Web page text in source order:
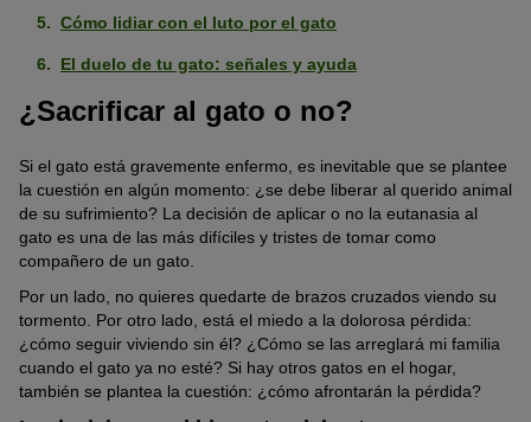
Cómo lidiar con el luto por el gato
El duelo de tu gato: señales y ayuda
¿Sacrificar al gato o no?
Si el gato está gravemente enfermo, es inevitable que se plantee
la cuestión en algún momento: ¿se debe liberar al querido animal
de su sufrimiento? La decisión de aplicar o no la eutanasia al
gato es una de las más difíciles y tristes de tomar como
compañero de un gato.
Por un lado, no quieres quedarte de brazos cruzados viendo su
tormento. Por otro lado, está el miedo a la dolorosa pérdida:
¿cómo seguir viviendo sin él? ¿Cómo se las arreglará mi familia
cuando el gato ya no esté? Si hay otros gatos en el hogar,
también se plantea la cuestión: ¿cómo afrontarán la pérdida?